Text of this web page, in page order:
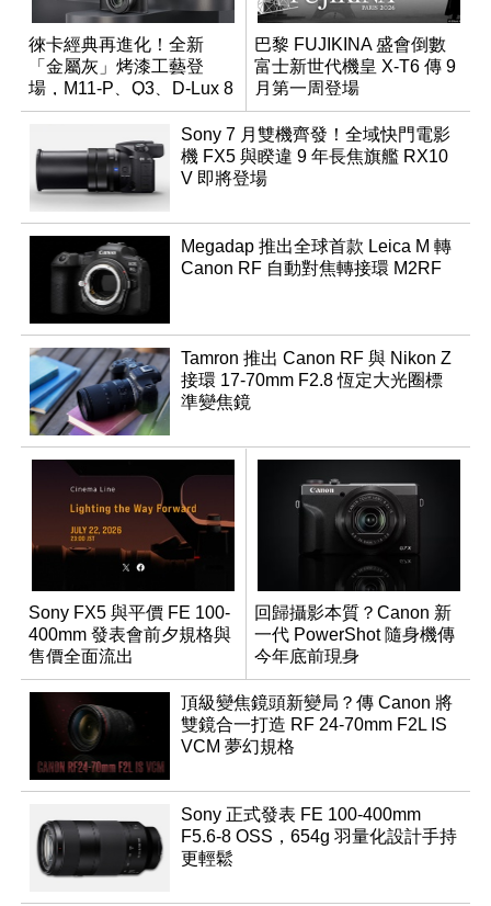
徠卡經典再進化！全新
「金屬灰」烤漆工藝登
場，M11-P、Q3、D-Lux 8
領銜換裝
巴黎 FUJIKINA 盛會倒數
富士新世代機皇 X-T6 傳 9
月第一周登場
Sony 7 月雙機齊發！全域快門電影
機 FX5 與睽違 9 年長焦旗艦 RX10
V 即將登場
Megadap 推出全球首款 Leica M 轉
Canon RF 自動對焦轉接環 M2RF
Tamron 推出 Canon RF 與 Nikon Z
接環 17-70mm F2.8 恆定大光圈標
準變焦鏡
Sony FX5 與平價 FE 100-
400mm 發表會前夕規格與
售價全面流出
回歸攝影本質？Canon 新
一代 PowerShot 隨身機傳
今年底前現身
頂級變焦鏡頭新變局？傳 Canon 將
雙鏡合一打造 RF 24-70mm F2L IS
VCM 夢幻規格
Sony 正式發表 FE 100-400mm
F5.6-8 OSS，654g 羽量化設計手持
更輕鬆